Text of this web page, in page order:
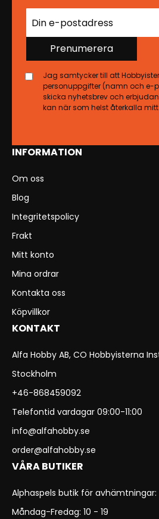
INFORMATION
Om oss
Blog
Integritetspolicy
Frakt
Mitt konto
Mina ordrar
Kontakta oss
Köpvillkor
KONTAKT
Alfa Hobby AB, CO Hobbyisterna
Stockholm
+46-868459092
Telefontid vardagar 09:00-11:00
info@alfahobby.se
order@alfahobby.se
VÅRA BUTIKER
Alphaspels butik för avhämtningar:
Måndag-Fredag: 10 - 19
Prenumerera
Jag samtycker till att
personuppgifter (namn och e-
skicka nyhetsbrev och
kan när som helst återkalla